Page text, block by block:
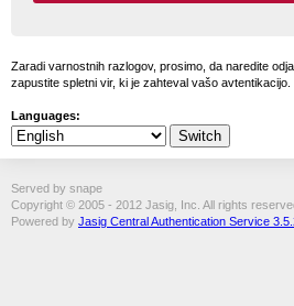
Zaradi varnostnih razlogov, prosimo, da naredite
zapustite spletni vir, ki je zahteval vašo avtentikacijo.
Languages:
Served by snape
Copyright © 2005 - 2012 Jasig, Inc. All rights
Powered by Jasig Central Authentication Service